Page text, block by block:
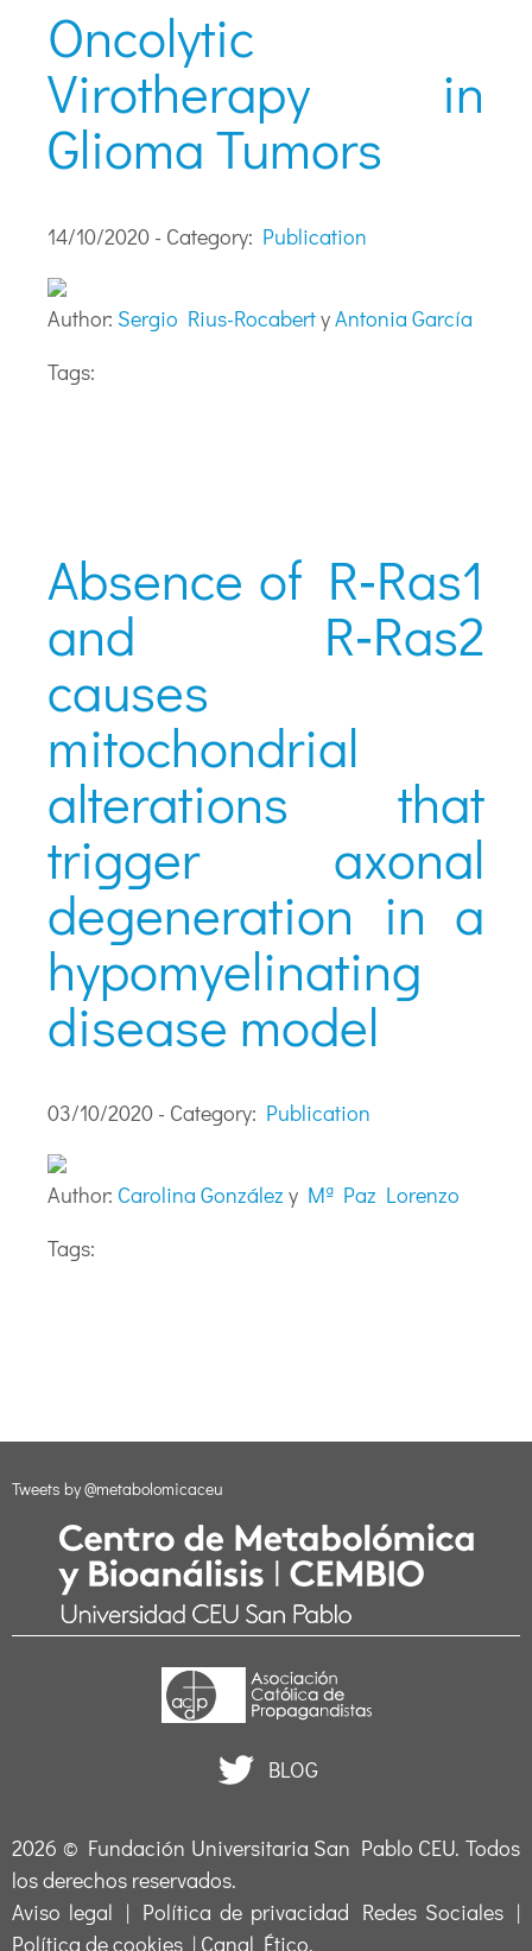
Oncolytic
Virotherapy in
Glioma Tumors
14/10/2020 - Category: Publication
Author: Sergio Rius-RocabertyAntonia García
Tags:
Absence of R‐Ras1
and R‐Ras2
causes
mitochondrial
alterations that
trigger axonal
degeneration in a
hypomyelinating
disease model
03/10/2020 - Category: Publication
Author: Carolina González y Mª Paz Lorenzo
Tags:
Tweets by @metabolomicaceu
BLOG
2026 © Fundación Universitaria San Pablo CEU. Todos
los derechos reservados.
Aviso legal | Política de privacidad Redes Sociales |
Política de cookies | Canal Ético.